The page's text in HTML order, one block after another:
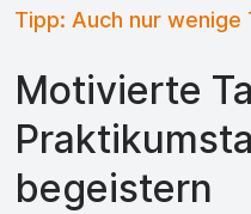
Tipp: Auch nur wenige
Motivierte
begeistern